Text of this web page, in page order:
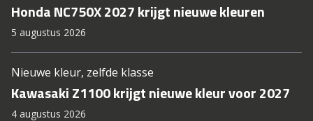
Honda NC750X 2027 krijgt nieuwe kleuren
5 augustus 2026
Nieuwe kleur, zelfde klasse
Kawasaki Z1100 krijgt nieuwe kleur voor 2027
4 augustus 2026